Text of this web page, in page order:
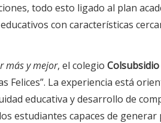
todo esto ligado al plan
con características
más y mejor, el colegio Colsubsidio
Felices”. La experiencia está
educativa y desarrollo de
estudiantes capaces de generar